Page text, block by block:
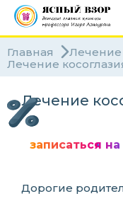
Главная
Лечение
Лечение
Лечение
записаться
Дорогие